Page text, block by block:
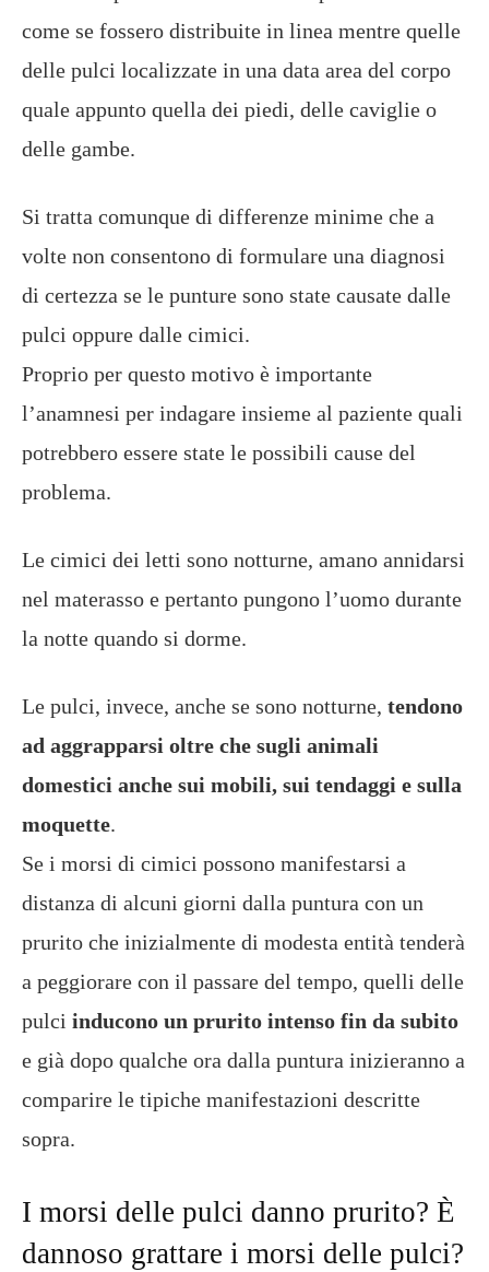
come se fossero distribuite in linea mentre quelle
delle pulci localizzate in una data area del corpo
quale appunto quella dei piedi, delle caviglie o
delle gambe.
Si tratta comunque di differenze minime che a
volte non consentono di formulare una diagnosi
di certezza se le punture sono state causate dalle
pulci oppure dalle cimici.
Proprio per questo motivo è importante
l’anamnesi per indagare insieme al paziente quali
potrebbero essere state le possibili cause del
problema.
Le cimici dei letti sono notturne, amano annidarsi
nel materasso e pertanto pungono l’uomo durante
la notte quando si dorme.
Le pulci, invece, anche se sono notturne, tendono
ad aggrapparsi oltre che sugli animali
domestici anche sui mobili, sui tendaggi e sulla
moquette.
Se i morsi di cimici possono manifestarsi a
distanza di alcuni giorni dalla puntura con un
prurito che inizialmente di modesta entità tenderà
a peggiorare con il passare del tempo, quelli delle
pulci inducono un prurito intenso fin da subito
e già dopo qualche ora dalla puntura inizieranno a
comparire le tipiche manifestazioni descritte
sopra.
I morsi delle pulci danno prurito? È
dannoso grattare i morsi delle pulci?